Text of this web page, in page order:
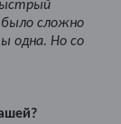
было сложно
одна. Но со